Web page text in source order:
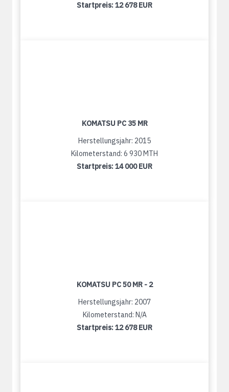
Startpreis:12 678 EUR
KOMATSU PC 35 MR
Herstellungsjahr: 2015
Kilometerstand: 6 930 MTH
Startpreis:14 000 EUR
KOMATSU PC 50 MR - 2
Herstellungsjahr: 2007
Kilometerstand: N/A
Startpreis:12 678 EUR